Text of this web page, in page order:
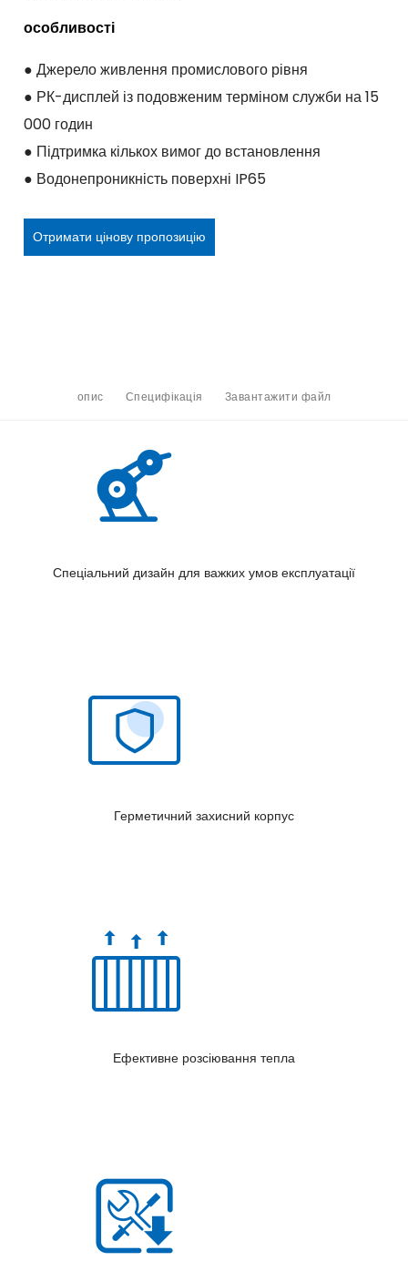
особливості
● Джерело живлення промислового рівня
● РК-дисплей із подовженим терміном служби на 15
000 годин
● Підтримка кількох вимог до встановлення
● Водонепроникність поверхні IP65
Отримати цінову пропозицію
опис Специфікація Завантажити файл
Спеціальний дизайн для важких умов експлуатації
Герметичний захисний корпус
Ефективне розсіювання тепла